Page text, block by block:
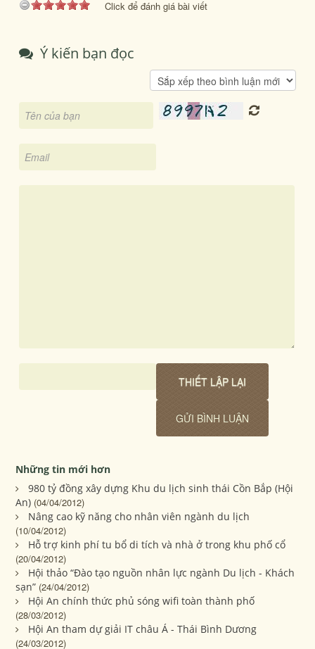
Click để đánh giá bài viết
Ý kiến bạn đọc
Những tin mới hơn
980 tỷ đồng xây dựng Khu du lịch sinh thái Cồn Bắp (Hội
An) (04/04/2012)
Nâng cao kỹ năng cho nhân viên ngành du lịch
(10/04/2012)
Hỗ trợ kinh phí tu bổ di tích và nhà ở trong khu phố cổ
(20/04/2012)
Hội thảo “Đào tạo nguồn nhân lực ngành Du lịch - Khách
sạn” (24/04/2012)
Hội An chính thức phủ sóng wifi toàn thành phố
(28/03/2012)
Hội An tham dự giải IT châu Á - Thái Bình Dương
(24/03/2012)